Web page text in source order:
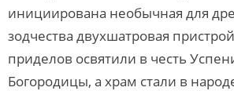
инициирована необычная для
зодчества двухшатровая
приделов освятили в честь
Богородицы, а храм стали в